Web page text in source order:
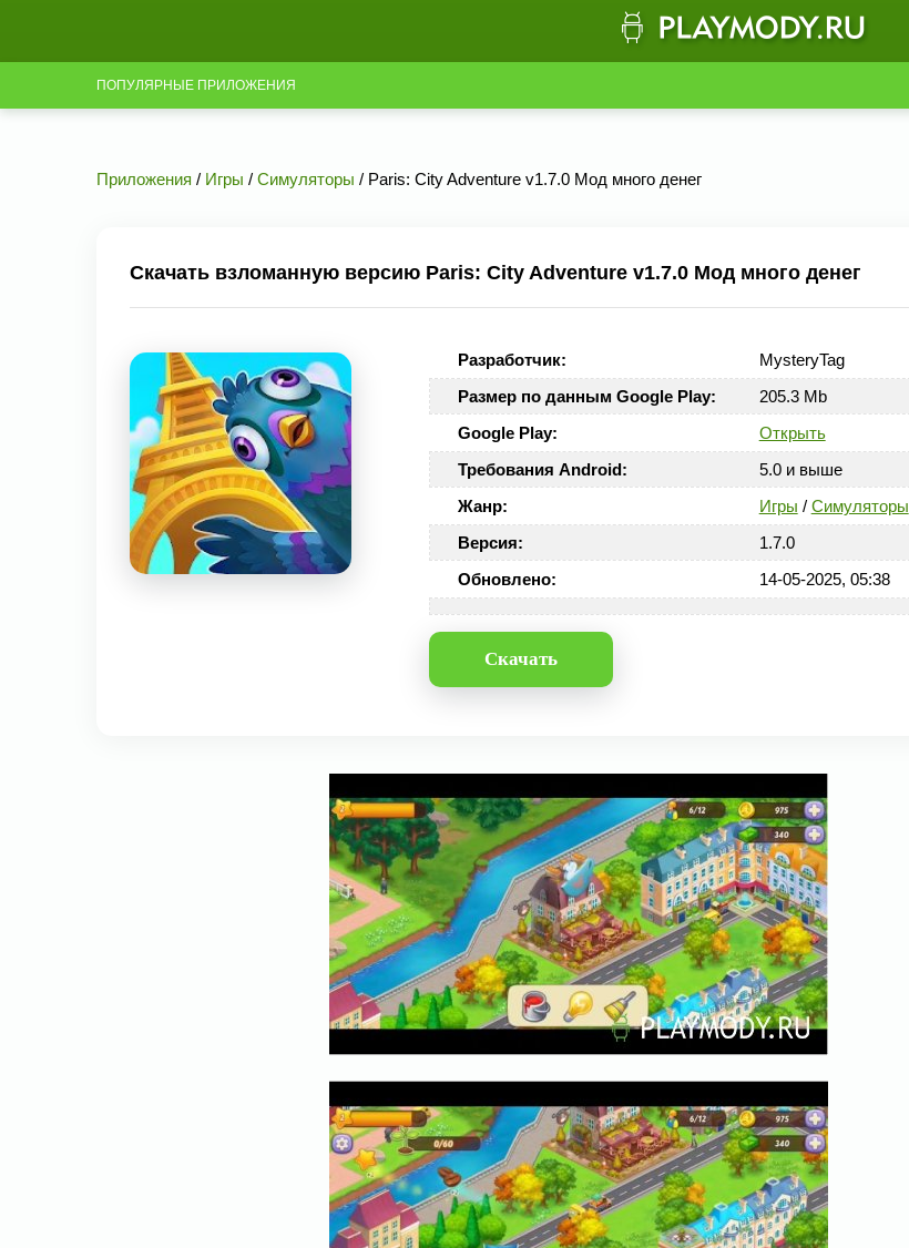
ПОПУЛЯРНЫЕ ПРИЛОЖЕНИЯ
Приложения / Игры / Симуляторы / Paris: City Adventure v1.7.0 Мод много денег
Скачать взломанную версию Paris: City Adventure v1.7.0 Мод много денег
Разработчик:
MysteryTag
Размер по данным Google Play:
205.3 Mb
Google Play:
Открыть
Требования Android:
5.0 и выше
Жанр:
Игры / Симуляторы
Версия:
1.7.0
Обновлено:
14-05-2025, 05:38
Скачать